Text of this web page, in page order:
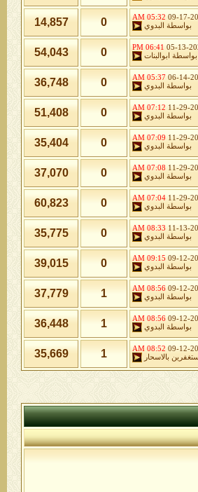
09-17-
05:32 AM
بواسطة
البدوي 0
14,857
05-13-
06:41 PM
بواسطة
ابوالبنات 0
54,043
06-14-
05:37 AM
بواسطة
البدوي 0
36,748
11-29-
07:12 AM
بواسطة
البدوي 0
51,408
11-29-
07:09 AM
بواسطة
البدوي 0
35,404
11-29-
07:08 AM
بواسطة
البدوي 0
37,070
11-29-
07:04 AM
بواسطة
البدوي 0
60,823
11-13-
08:33 AM
بواسطة
البدوي 0
35,775
09-12-
09:15 AM
بواسطة
البدوي 0
39,015
09-12-
08:56 AM
بواسطة
البدوي 1
37,779
09-12-
08:56 AM
بواسطة
البدوي 1
36,448
09-12-
08:52 AM
بالاسحار 1
35,669